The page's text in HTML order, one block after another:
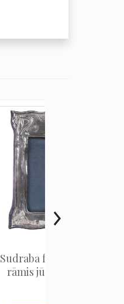
Sudraba fotogrāfijas
rāmis jūgendstilā